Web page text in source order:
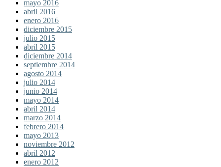
mayo 2016
abril 2016
enero 2016
diciembre 2015
julio 2015
abril 2015
diciembre 2014
septiembre 2014
agosto 2014
julio 2014
junio 2014
mayo 2014
abril 2014
marzo 2014
febrero 2014
mayo 2013
noviembre 2012
abril 2012
enero 2012